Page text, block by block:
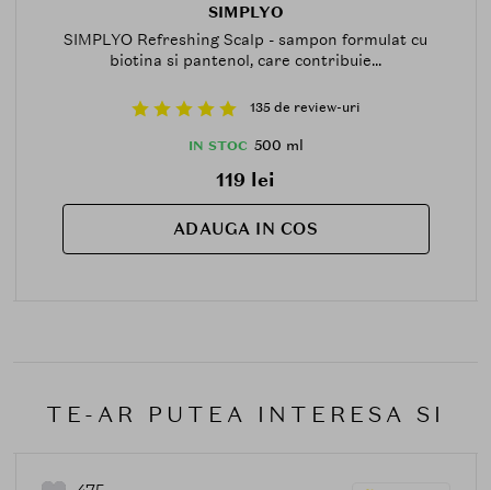
SIMPLYO
SIMPLYO Refreshing Scalp - sampon formulat cu
biotina si pantenol, care contribuie...
135 de review-uri
IN STOC 500 ml
119 lei
ADAUGA IN COS
TE-AR PUTEA INTERESA SI